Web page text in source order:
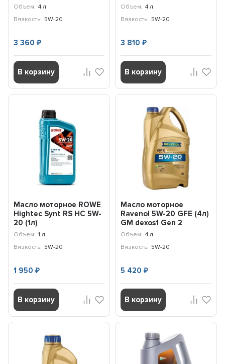
Объем: 4 л
Вязкость: 5W-20
3 360₽
В корзину
Объем: 4 л
Вязкость: 5W-20
3 810 ₽
В корзину
Масло моторное ROWE
Hightес Synt RS HC 5W-
20 (1л)
Объем: 1 л
Вязкость: 5W-20
1 950₽
В корзину
Масло моторное
Ravenol 5W-20 GFE (4л)
GM dexos1 Gen 2
111111100401999
Объем: 4 л
Вязкость: 5W-20
5 420 ₽
В корзину